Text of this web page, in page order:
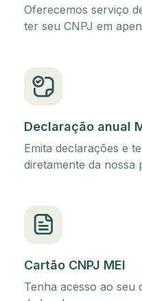
Oferecemos serviço
ter seu CNPJ em
Declaração anual
Emita declarações e
diretamente da nossa
Cartão CNPJ MEI
Tenha acesso ao seu